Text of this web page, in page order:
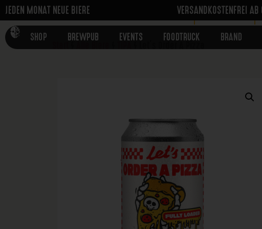
JEDEN MONAT NEUE BIERE VERSANDKOSTENFREI
SHOP BREWPUB EVENTS FOODTRUCK BRAND
SHOP ALLE BIERE